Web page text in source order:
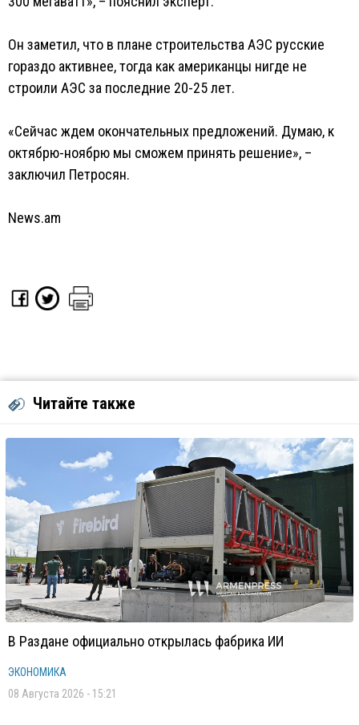
Он заметил, что в плане строительства АЭС русские
гораздо активнее, тогда как американцы нигде не
строили АЭС за последние 20-25 лет.
«Сейчас ждем окончательных предложений. Думаю, к
октябрю-ноябрю мы сможем принять решение», –
заключил Петросян.
News.am
Читайте также
В Раздане официально открылась фабрика ИИ
ЭКОНОМИКА
08 Августа 2026 - 15:21